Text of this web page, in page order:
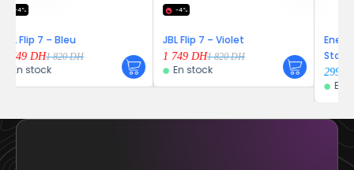
JBL Flip 7 – Violet
1 820DH
1 749
Energy Sistem Style 3 –
Stone
En stock